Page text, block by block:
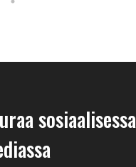
sosiaalisessa